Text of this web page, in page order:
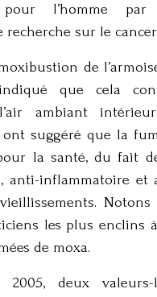
pour l’homme
sur le cancer
de
que cela
ambiant
ont suggéré que la
la santé, du fait
anti-inflammatoire et
les plus enclins
de moxa.
2005, deux